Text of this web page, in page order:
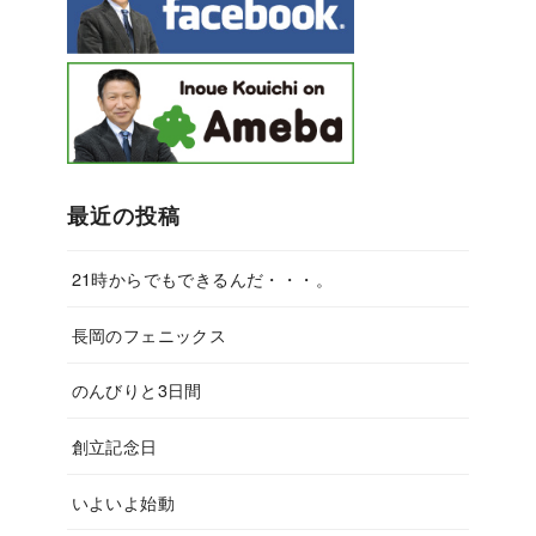
最近の投稿
21時からでもできるんだ・・・。
長岡のフェニックス
のんびりと3日間
創立記念日
いよいよ始動